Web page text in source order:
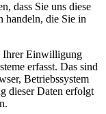
dass Sie uns diese
handeln, die Sie in
Ihrer Einwilligung
erfasst. Das sind
Betriebssystem
dieser Daten erfolgt